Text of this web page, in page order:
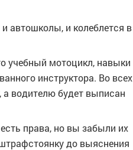
автошколы, и колеблется в
учебный мотоцикл, навыки
инструктора. Во всех
а водителю будет выписан
права, но вы забыли их
до выяснения